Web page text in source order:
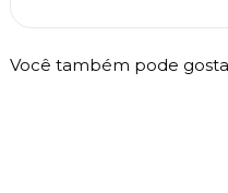
Você também pode